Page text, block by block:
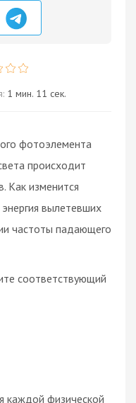
1 мин. 11 сек.
фотоэлемента
происходит
Как изменится
вылетевших
частоты падающего
соответствующий
каждой физической